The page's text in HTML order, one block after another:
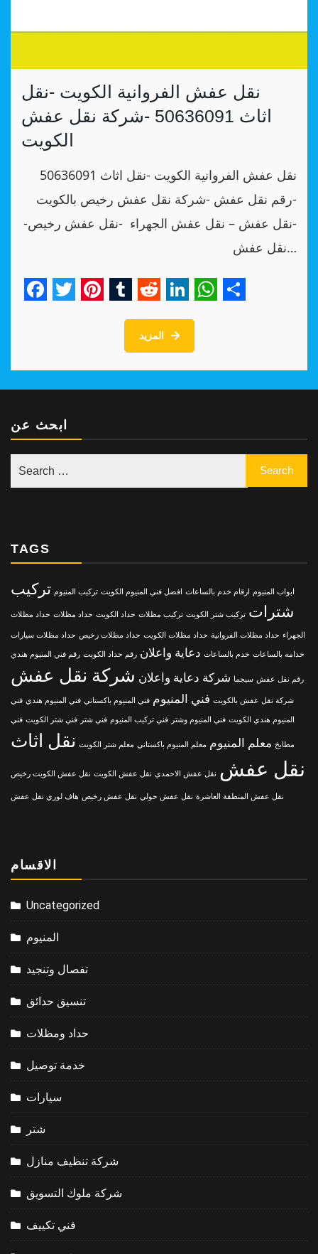
نقل عفش الفروانية الكويت -نقل
اثاث 50636091 -شركة نقل عفش
الكويت
-رقم نقل عفش -شركة نقل عفش رخيص بالكويت
-نقل عفش – نقل عفش الجهراء -نقل عفش رخيص-
نقل عفش…
Pinterest
Tumblr
RedditLinkedIn
المزيد
ابحث عن
TAGS
ابواب المنيوم ارقام خدم بالساعات افضل فني المنيوم الكويت تركيب المنيوم تركيب
شترات تركيب شتر الكويت تركيب مظلات حداد الكويت حداد مظلات حداد مظلات
الجهراء حداد مظلات الفروانية حداد مظلات الكويت حداد مظلات رخيص حداد مظلات سيارات
خدامه بالساعات خدم بالساعات دعاية واعلان رقم حداد الكويت رقم فني المنيوم هندي
رقم نقل عفش سيجما شركة دعاية واعلان شركة نقل عفش
شركة نقل عفش بالكويت فني المنيوم فني المنيوم باكستاني فني المنيوم هندي فني
المنيوم هندي الكويت فني المنيوم وشتر فني تركيب المنيوم فني شتر فني شتر الكويت فني
مطابخ معلم المنيوم معلم المنيوم باكستاني معلم شتر الكويت نقل اثاث
نقل عفش نقل عفش الاحمدي نقل عفش الكويت نقل عفش الكويت رخيص
نقل عفش المنطقة العاشرة نقل عفش حولي نقل عفش رخيص هاف لوري نقل عفش
الاقسام
Uncategorized
المنيوم
تفصال وتنجيد
تنسيق حدائق
حداد ومظلات
خدمة توصيل
سيارات
شتر
شركة تنظيف منازل
شركة ملوك التسويق
فني تكييف